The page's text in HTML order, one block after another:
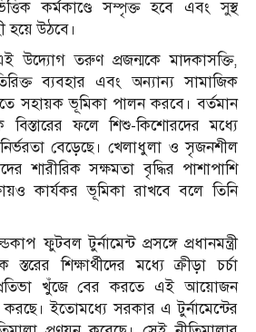
কর্মকাণ্ডে সম্পৃক্ত হবে এবং সুস্থ
হয়ে উঠবে।
উদ্যোগ তরুণ প্রজন্মকে মাদকাসক্তি,
ব্যবহার এবং অন্যান্য সামাজিক
সহায়ক ভূমিকা পালন করবে। বর্তমান
বিস্তারের ফলে শিশু-কিশোরদের মধ্যে
বেড়েছে। খেলাধুলা ও সৃজনশীল
শারীরিক সক্ষমতা বৃদ্ধির পাশাপাশি
কার্যকর ভূমিকা রাখবে বলে তিনি
ফুটবল টুর্নামেন্ট প্রসঙ্গে প্রধানমন্ত্রী
শিক্ষার্থীদের মধ্যে ক্রীড়া চর্চা
খুঁজে বের করতে এই আয়োজন
ইতোমধ্যে সরকার এ টুর্নামেন্টের